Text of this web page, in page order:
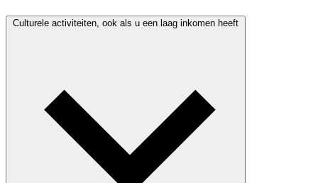
Culturele activiteiten, ook als u een laag inkomen heeft